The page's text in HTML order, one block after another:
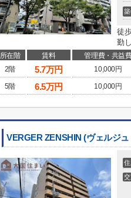
徒
勤
所在階 賃料 管理費・共益
2階
5.7万円 10,000円
5階
6.5万円 10,000円
VERGER ZENSHIN (ヴェルジ